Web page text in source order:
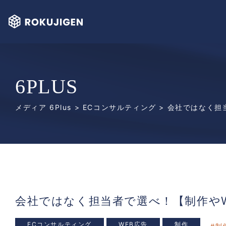
6PLUS
メディア 6Plus > ECコンサルティング > 会社ではなく担
会社ではなく担当者で選べ！【制作や
ECコンサルティング WEB広告 制作